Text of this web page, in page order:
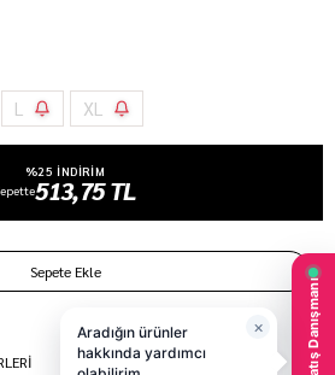
L XL
%25 INDIRIM
513,75 TL